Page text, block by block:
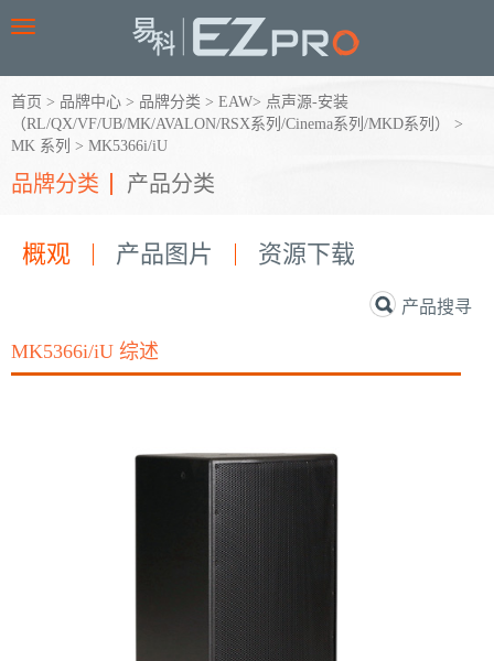
Toggle
首页 > 品牌中心 > 品牌分类 > EAW> 点声源-安装
（RL/QX/VF/UB/MK/AVALON/RSX系列/Cinema系列/MKD系列）
>
MK 系列 > MK5366i/iU
品牌分类 产品分类
概观 产品图片 资源下载
产品搜寻
MK5366i/iU 综述